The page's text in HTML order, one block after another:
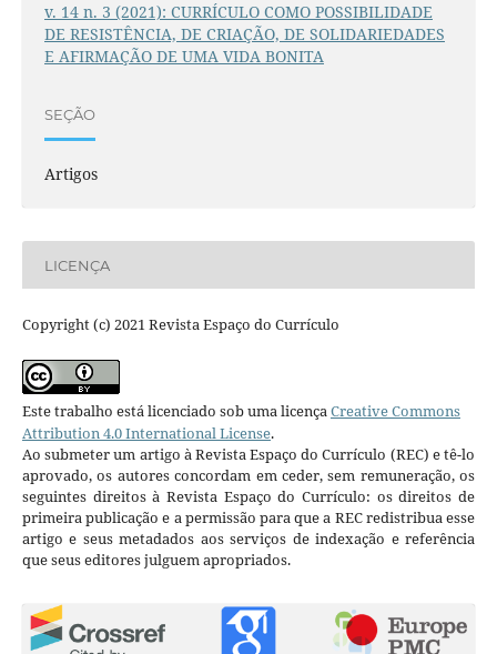
v. 14 n. 3 (2021): CURRÍCULO COMO POSSIBILIDADE
DE RESISTÊNCIA, DE CRIAÇÃO, DE SOLIDARIEDADES
E AFIRMAÇÃO DE UMA VIDA BONITA
SEÇÃO
Artigos
LICENÇA
Copyright (c) 2021 Revista Espaço do Currículo
Este trabalho está licenciado sob uma licençaCreative Commons
Attribution 4.0 International License.
Ao submeter um artigo à Revista Espaço do Currículo (REC) e tê-lo
aprovado, os autores concordam em ceder, sem remuneração, os
seguintes direitos à Revista Espaço do Currículo: os direitos de
primeira publicação e a permissão para que a REC redistribua esse
artigo e seus metadados aos serviços de indexação e referência
que seus editores julguem apropriados.